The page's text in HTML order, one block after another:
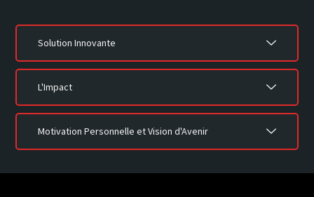
Solution Innovante
L'Impact
Motivation Personnelle et Vision d'Avenir